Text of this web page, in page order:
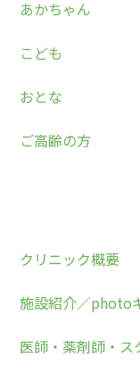
あかちゃん
こども
おとな
ご高齢の方
クリニック概要
施設紹介／photo
医師・薬剤師・ス